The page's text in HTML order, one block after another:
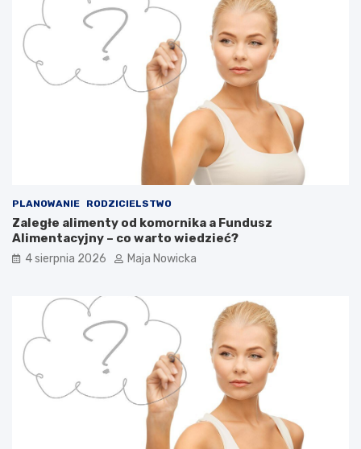
PLANOWANIE RODZICIELSTWO
Zaległe alimenty od komornika a Fundusz
Alimentacyjny – co warto wiedzieć?
4 sierpnia 2026 Maja Nowicka